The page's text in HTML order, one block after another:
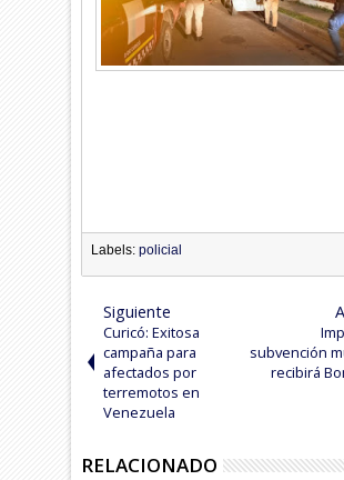
Labels:policial
Siguiente
Curicó: Exitosa
campaña para
afectados por
terremotos en
Venezuela
subvención
recibirá
RELACIONADO